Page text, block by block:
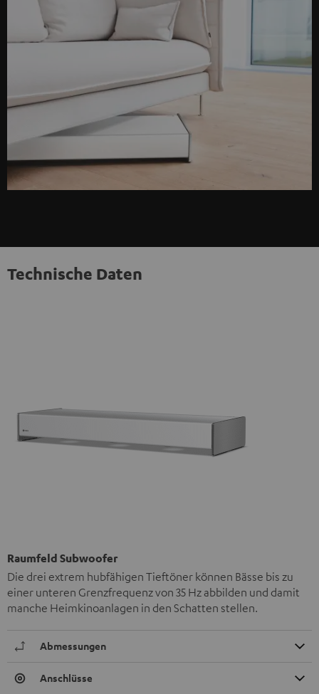
Technische Daten
Raumfeld Subwoofer
Die drei extrem hubfähigen Tieftöner können Bässe bis zu
einer unteren Grenzfrequenz von 35 Hz abbilden und damit
manche Heimkinoanlagen in den Schatten stellen.
Abmessungen
Anschlüsse